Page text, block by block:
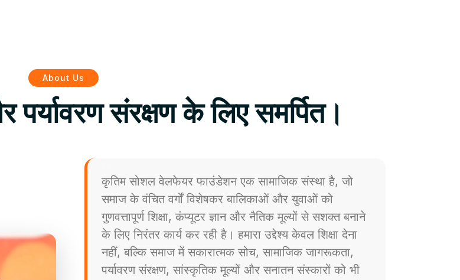
About Us
संरक्षण के लिए समर्पित।
कृतिम सोशल वेलफेयर फाउंडेशन एक सामाजिक संस्था है, जो
समाज के वंचित वर्गों विशेषकर बालिकाओं और युवाओं को
गुणवत्तापूर्ण शिक्षा, कंप्यूटर ज्ञान और नैतिक मूल्यों से सशक्त बनाने
के लिए निरंतर कार्य कर रही है। हमारा उद्देश्य केवल शिक्षा देना
नहीं, बल्कि समाज में सकारात्मक सोच, सामाजिक जागरूकता,
पर्यावरण संरक्षण, सांस्कृतिक मूल्यों और सनातन संस्कारों को भी